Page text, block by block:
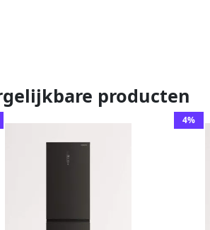
producten
4%